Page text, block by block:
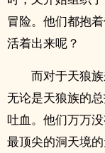
冒险。他们都抱
活着出来呢？
而对于天狼
无论是天狼族的
吐血。他们万万
最顶尖的洞天境